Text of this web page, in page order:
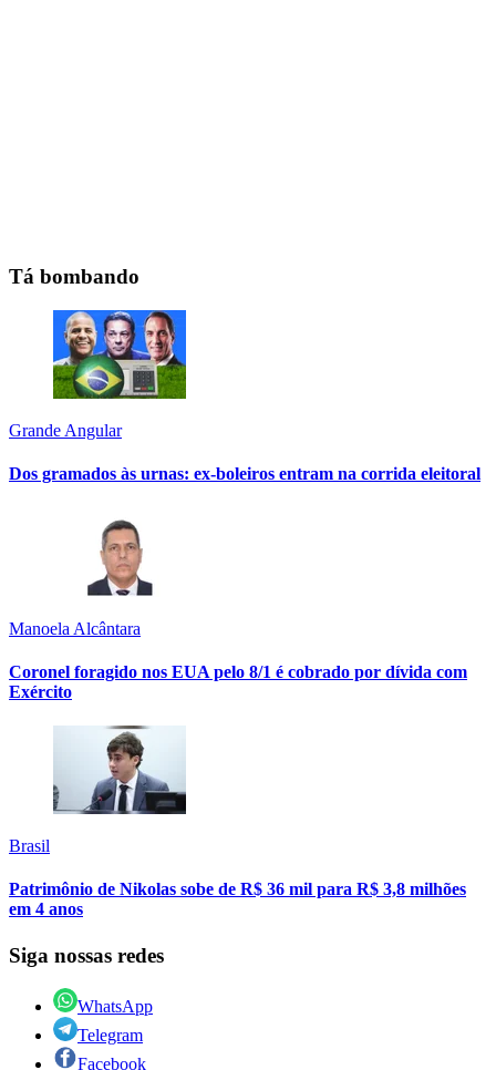
Tá bombando
Grande Angular
Dos gramados às urnas: ex-boleiros entram na corrida eleitoral
Manoela Alcântara
Coronel foragido nos EUA pelo 8/1 é cobrado por dívida com
Exército
Brasil
Patrimônio de Nikolas sobe de R$ 36 mil para R$ 3,8 milhões
em 4 anos
Siga nossas redes
WhatsApp
Telegram
Facebook